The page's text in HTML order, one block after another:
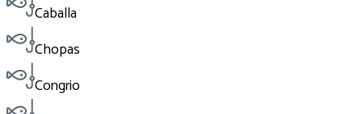
Caballa
Chopas
Congrio